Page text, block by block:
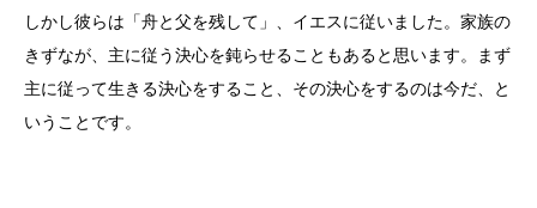
しかし彼らは「舟と父を残して」、イエスに従いました。家族の
きずなが、主に従う決心を鈍らせることもあると思います。まず
主に従って生きる決心をすること、その決心をするのは今だ、と
いうことです。